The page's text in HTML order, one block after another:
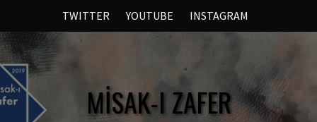
TWITTER YOUTUBE INSTAGRAM
MISAK-I ZAFER